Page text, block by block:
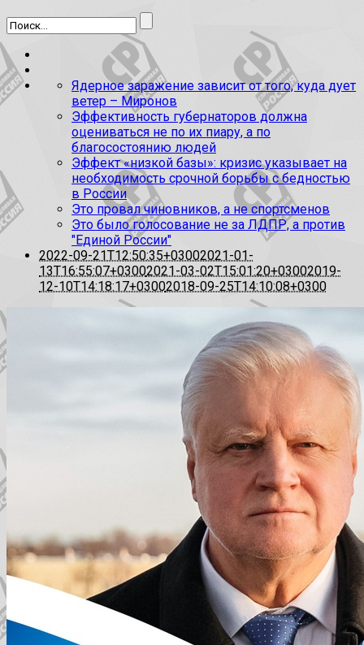
Ядерное заражение зависит от того, куда дует
ветер – Миронов
Эффективность губернаторов должна
оцениваться не по их пиару, а по
благосостоянию людей
Эффект «низкой базы»: кризис указывает на
необходимость срочной борьбы с бедностью
в России
Это провал чиновников, а не спортсменов
Это было голосование не за ЛДПР, а против
"Единой России"
2022-09-21T12:50:35+03002021-01-
13T16:55:07+03002021-03-02T15:01:20+03002019-
12-10T14:18:17+03002018-09-25T14:10:08+0300